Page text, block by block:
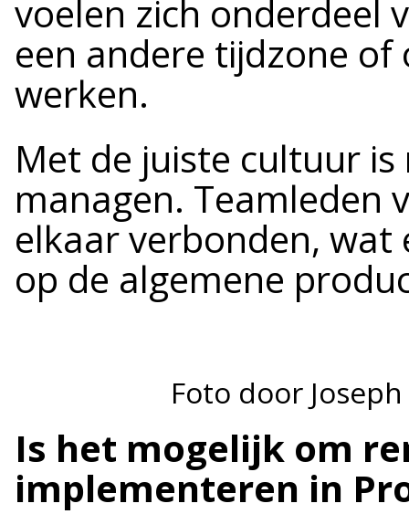
voelen zich onderdeel
een andere tijdzone
werken.
Met de juiste cultuur
managen. Teamleden
elkaar verbonden,
op de algemene
Foto door
Is het mogelijk om
implementeren in